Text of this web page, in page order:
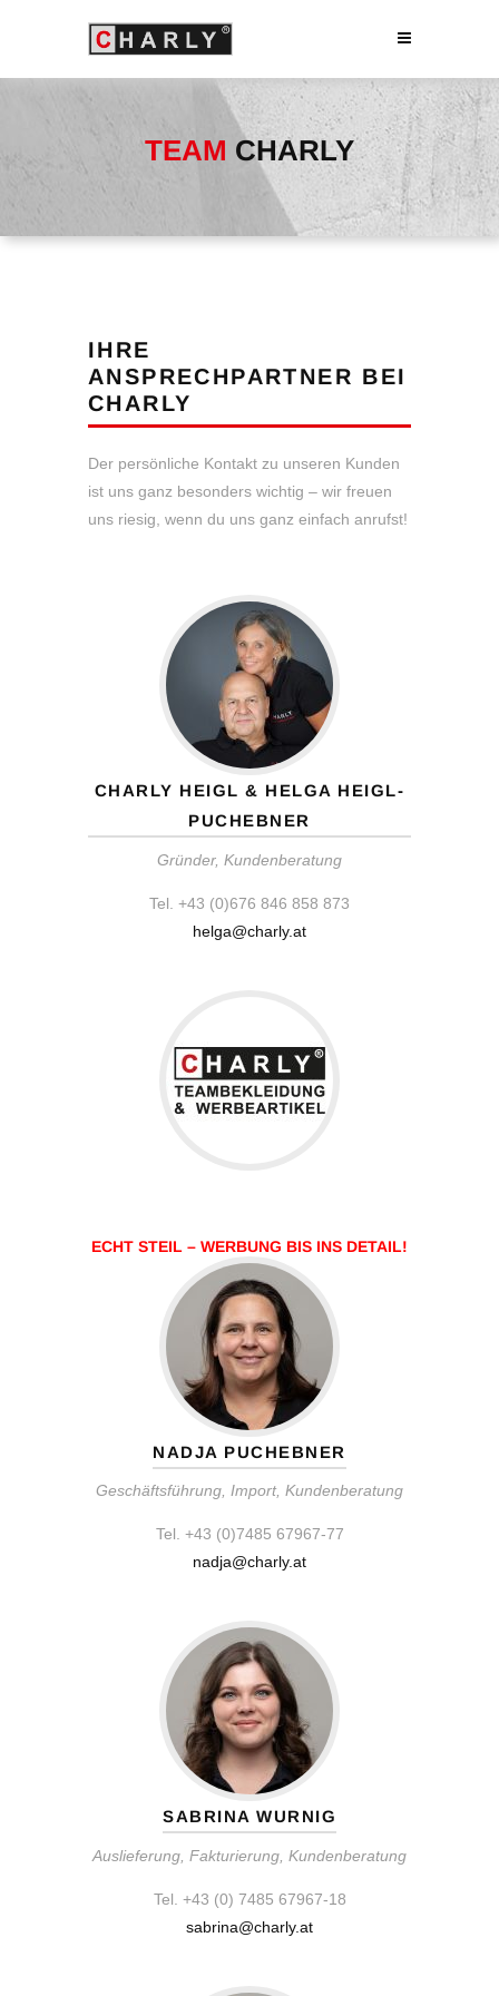
TEAM CHARLY
IHRE
ANSPRECHPARTNER BEI
CHARLY
Der persönliche Kontakt zu unseren Kunden
ist uns ganz besonders wichtig – wir freuen
uns riesig, wenn du uns ganz einfach anrufst!
CHARLY HEIGL & HELGA HEIGL-
PUCHEBNER
Gründer, Kundenberatung
Tel. +43 (0)676 846 858 873
helga@charly.at
ECHT STEIL – WERBUNG BIS INS DETAIL!
NADJA PUCHEBNER
Geschäftsführung, Import, Kundenberatung
Tel. +43 (0)7485 67967-77
nadja@charly.at
SABRINA WURNIG
Auslieferung, Fakturierung, Kundenberatung
Tel. +43 (0) 7485 67967-18
sabrina@charly.at